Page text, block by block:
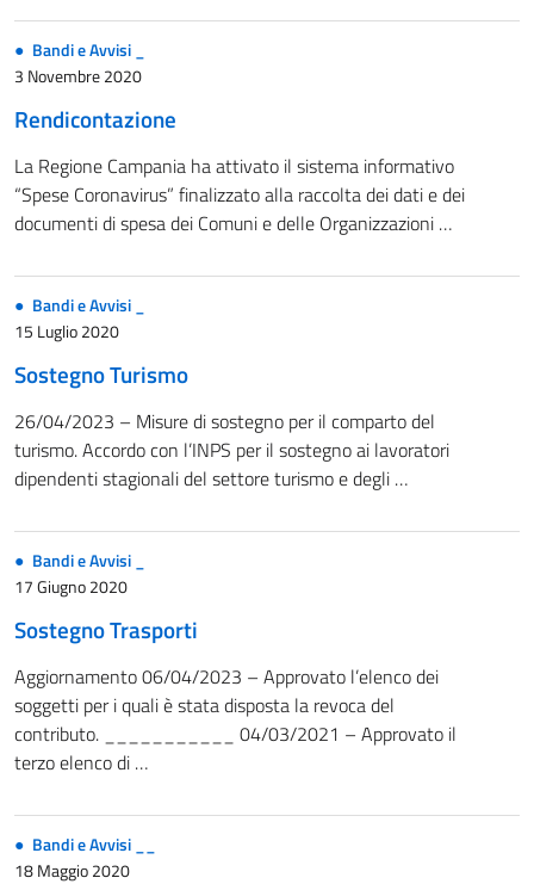
Bandi e Avvisi _
3 Novembre 2020
Rendicontazione
La Regione Campania ha attivato il sistema informativo
“Spese Coronavirus” finalizzato alla raccolta dei dati e dei
documenti di spesa dei Comuni e delle Organizzazioni …
Bandi e Avvisi _
15 Luglio 2020
Sostegno Turismo
26/04/2023 – Misure di sostegno per il comparto del
turismo. Accordo con l’INPS per il sostegno ai lavoratori
dipendenti stagionali del settore turismo e degli …
Bandi e Avvisi _
17 Giugno 2020
Sostegno Trasporti
Aggiornamento 06/04/2023 – Approvato l’elenco dei
soggetti per i quali è stata disposta la revoca del
contributo. ___________ 04/03/2021 – Approvato il
terzo elenco di …
Bandi e Avvisi __
18 Maggio 2020